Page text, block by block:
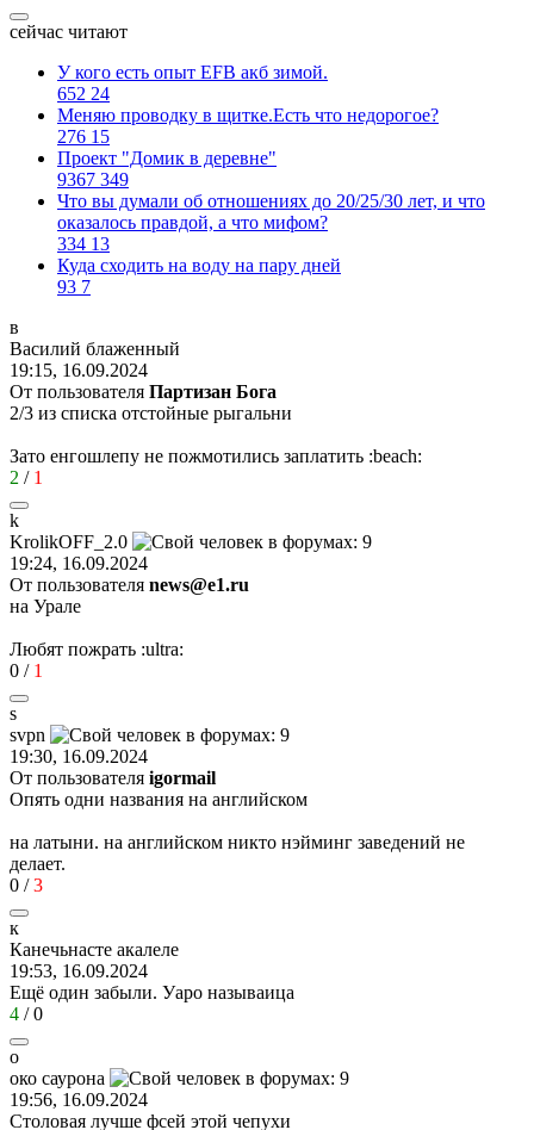
сейчас читают
У кого есть опыт EFB акб зимой.
652 24
Меняю проводку в щитке.Есть что недорогое?
276 15
Проект "Домик в деревне"
9367 349
Что вы думали об отношениях до 20/25/30 лет, и что
оказалось правдой, а что мифом?
334 13
Куда сходить на воду на пару дней
93 7
в
Василий блаженный
19:15, 16.09.2024
От пользователя Партизан Бога
2/3 из списка отстойные рыгальни
Зато енгошлепу не пожмотились заплатить :beach:
2 / 1
k
KrolikOFF_2.0
19:24, 16.09.2024
От пользователя news@e1.ru
на Урале
Любят пожрать :ultra:
0 / 1
s
svpn
19:30, 16.09.2024
От пользователя igormail
Опять одни названия на английском
на латыни. на английском никто нэйминг заведений не
делает.
0 /3
к
Канечьнасте акалеле
19:53, 16.09.2024
Ещё один забыли. Уаро называица
4 /0
о
око саурона
19:56, 16.09.2024
Столовая лучше фсей этой чепухи